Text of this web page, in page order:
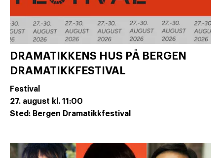
DRAMATIKKENS HUS PÅ BERGEN
DRAMATIKKFESTIVAL
Festival
27. august kl. 11:00
Sted: Bergen Dramatikkfestival